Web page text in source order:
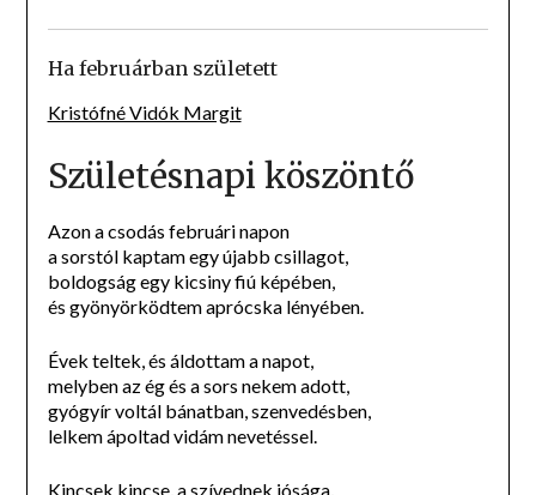
Ha februárban született
Kristófné Vidók Margit
Születésnapi köszöntő
Azon a csodás februári napon
a sorstól kaptam egy újabb csillagot,
boldogság egy kicsiny fiú képében,
és gyönyörködtem aprócska lényében.
Évek teltek, és áldottam a napot,
melyben az ég és a sors nekem adott,
gyógyír voltál bánatban, szenvedésben,
lelkem ápoltad vidám nevetéssel.
Kincsek kincse, a szívednek jósága,